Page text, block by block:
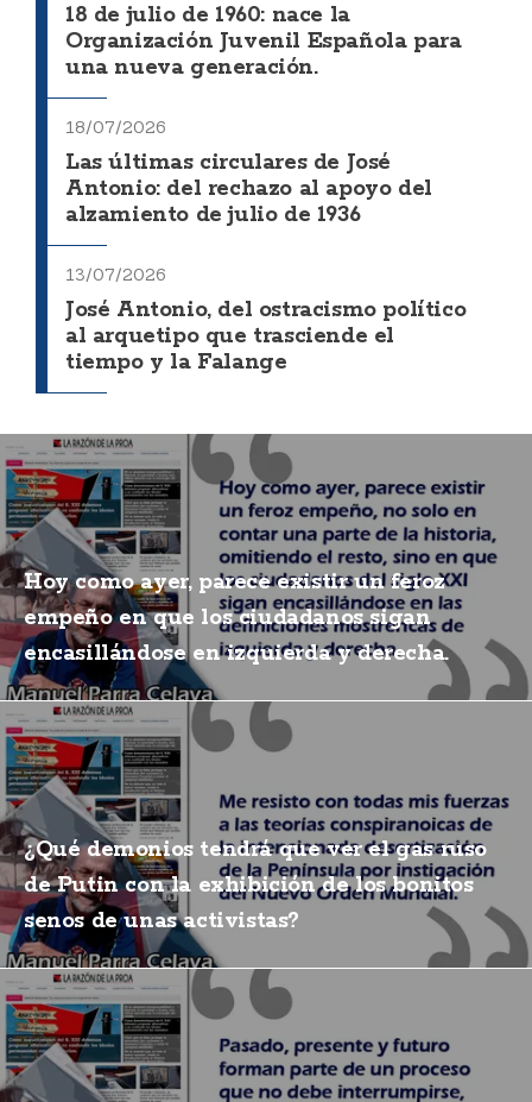
18 de julio de 1960: nace la
Organización Juvenil Española para
una nueva generación.
18/07/2026
Las últimas circulares de José
Antonio: del rechazo al apoyo del
alzamiento de julio de 1936
13/07/2026
José Antonio, del ostracismo político
al arquetipo que trasciende el
tiempo y la Falange
Hoy como ayer, parece existir un feroz
empeño en que los ciudadanos sigan
encasillándose en izquierda y derecha.
¿Qué demonios tendrá que ver el gas ruso
de Putin con la exhibición de los bonitos
senos de unas activistas?